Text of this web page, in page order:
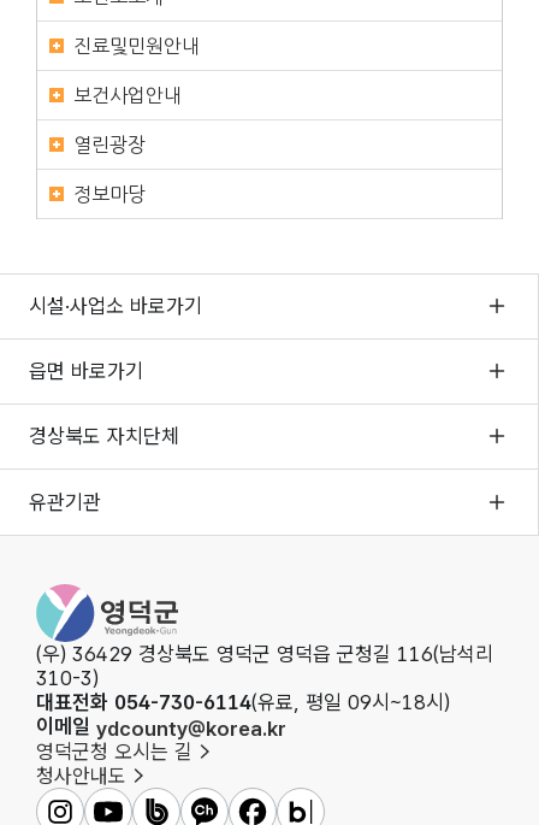
진료및민원안내
보건사업안내
열린광장
정보마당
시설·사업소 바로가기
읍면 바로가기
경상북도 자치단체
유관기관
영
덕
군
청
(우) 36429 경상북도 영덕군 영덕읍 군청길 116(남석리
310-3)
대표전화 054-730-6114(유료, 평일 09시~18시)
이메일 ydcounty@korea.kr
영덕군청 오시는 길
청사안내도